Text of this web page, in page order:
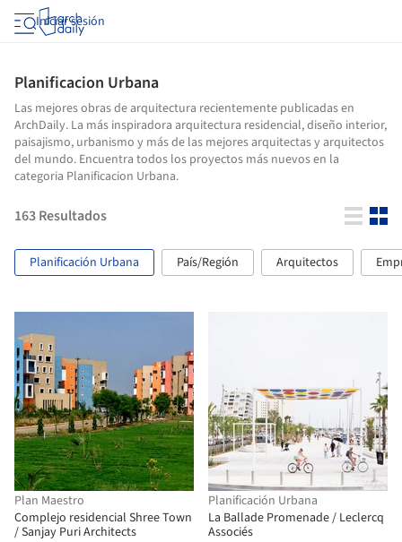
Iniciar sesión
Planificacion Urbana
Las mejores obras de arquitectura recientemente publicadas en
ArchDaily. La más inspiradora arquitectura residencial, diseño interior,
paisajismo, urbanismo y más de las mejores arquitectas y arquitectos
del mundo. Encuentra todos los proyectos más nuevos en la
categoria Planificacion Urbana.
163Resultados
Planificación Urbana País/Región Arquitectos
Plan Maestro
Complejo residencial Shree Town
/ Sanjay Puri Architects
Planificación Urbana
La Ballade Promenade / Leclercq
Associés